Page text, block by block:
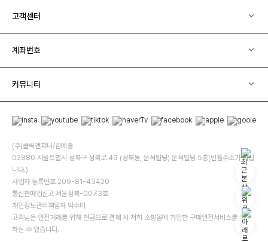
고객센터
계좌번호
커뮤니티
(주)클릭앤퍼니/김예중
02880 서울특별시 성북구 성북로 49 (성북동, 운석빌딩) 운석빌딩 5층(반품주소가 아닙
니다.)
사업자 등록번호 209-81-43420
통신판매업신고 서울성북-0073호
개인정보관리책임자 박수미
고객님은 안전거래를 위해 현금으로 결제 시 저희 소핑몰에 가입한 구매안전서비스를 이용
하실 수 있습니다.